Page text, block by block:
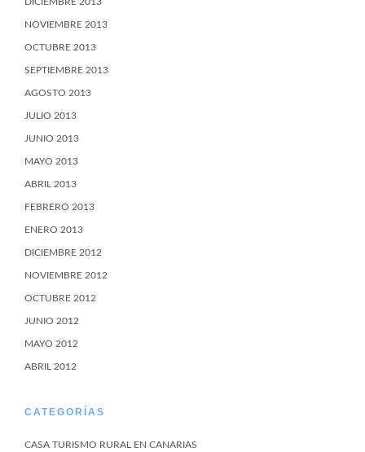
NOVIEMBRE 2013
OCTUBRE 2013
SEPTIEMBRE 2013
AGOSTO 2013
JULIO 2013
JUNIO 2013
MAYO 2013
ABRIL 2013
FEBRERO 2013
ENERO 2013
DICIEMBRE 2012
NOVIEMBRE 2012
OCTUBRE 2012
JUNIO 2012
MAYO 2012
ABRIL 2012
CATEGORÍAS
CASA TURISMO RURAL EN CANARIAS